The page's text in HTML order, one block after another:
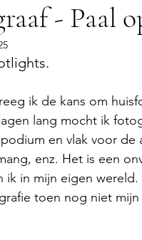
- Paal
ik de kans om
lang mocht ik
en vlak voor
enz. Het is een
ik in mijn eigen wereld.
toen nog niet